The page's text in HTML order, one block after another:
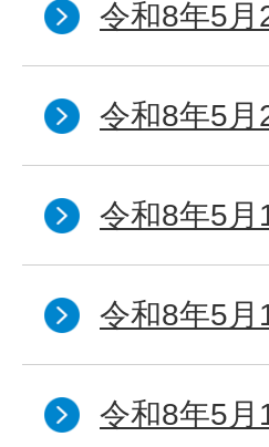
令和8年5月
令和8年5月
令和8年5月
令和8年5月
令和8年5月